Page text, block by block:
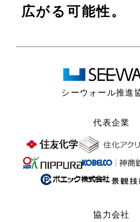
広がる可能性。
シーウォール推進
代表企業
協力会社